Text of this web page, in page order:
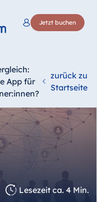
Jetzt buchen
App für
zurück zu
Startseite
Lesezeit ca. 4 Min.